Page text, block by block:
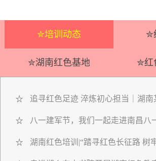
✮培训动态 ✮
✮湖南红色基地 ✮红
☆ 追寻红色足迹 淬炼初心担当｜湖南
☆ 八一建军节，我们一起走进南昌八
☆ 湖南红色培训|“踏寻红色长征路 树